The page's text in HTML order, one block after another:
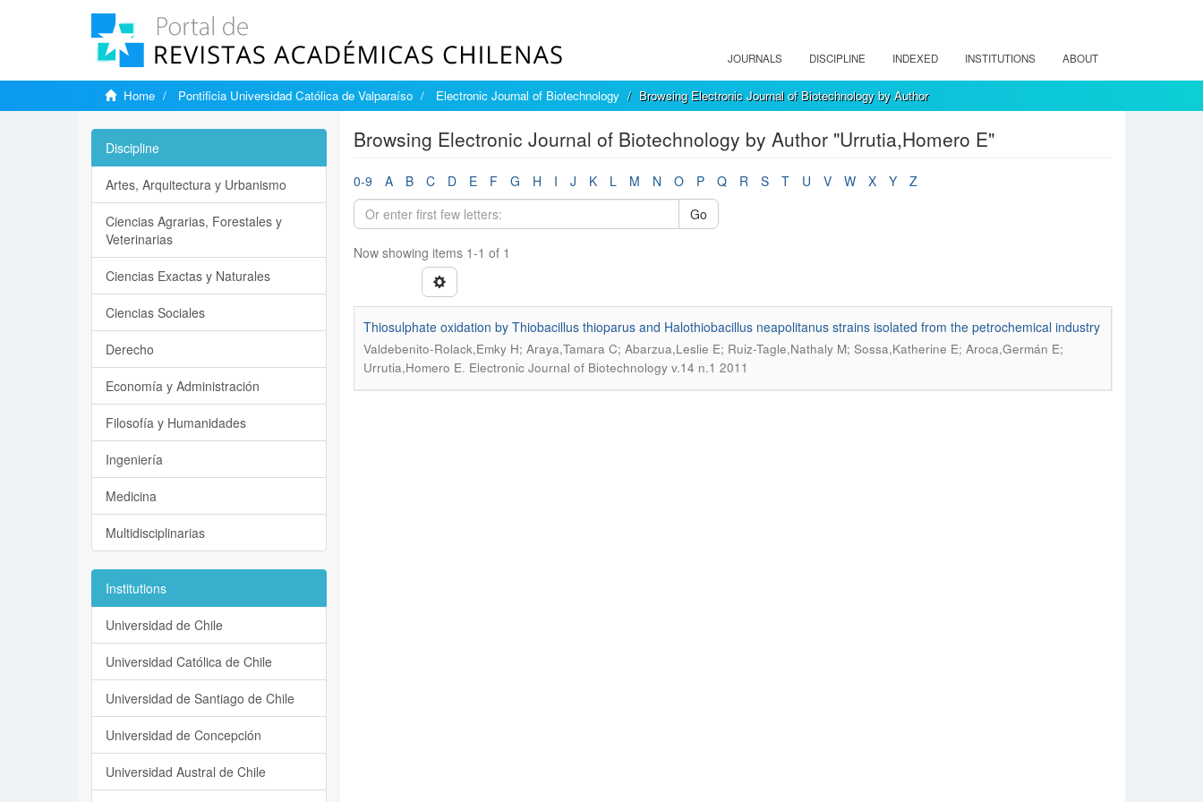
JOURNALS DISCIPLINE INDEXED INSTITUTIONS ABOUT
Home Pontificia Universidad Católica de Valparaíso Electronic Journal of Biotechnology Browsing Electronic Journal of Biotechnology by Author
Browsing Electronic Journal of Biotechnology by Author "Urrutia,Homero E"
0-9 A B C D E F G H I J K L M N O P Q R S T U V W X Y
Z
Go
Now showing items 1-1 of 1
Thiosulphate oxidation by Thiobacillus thioparus and Halothiobacillus neapolitanus strains isolated from the petrochemical industry
Valdebenito-Rolack,Emky H; Araya,Tamara C; Abarzua,Leslie E; Ruiz-Tagle,Nathaly M; Sossa,Katherine E; Aroca,Germán E;
Urrutia,Homero E. Electronic Journal of Biotechnology v.14 n.1 2011
Discipline
Artes, Arquitectura y Urbanismo
Ciencias Agrarias, Forestales y
Veterinarias
Ciencias Exactas y Naturales
Ciencias Sociales
Derecho
Economía y Administración
Filosofía y Humanidades
Ingeniería
Medicina
Multidisciplinarias
Institutions
Universidad de Chile
Universidad Católica de Chile
Universidad de Santiago de Chile
Universidad de Concepción
Universidad Austral de Chile